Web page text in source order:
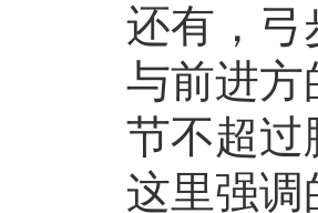
还有，弓
与前进方
节不超过
这里强调